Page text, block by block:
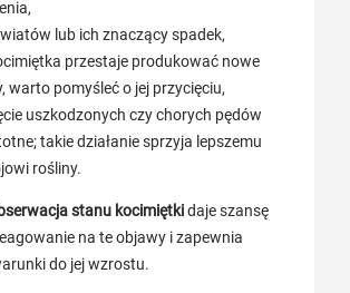
lub ich znaczący spadek,
przestaje produkować nowe
warto pomyśleć o jej przycięciu,
uszkodzonych czy chorych pędów
takie działanie sprzyja lepszemu
rośliny.
stanu kocimiętkidaje szansę
na te objawy i zapewnia
do jej wzrostu.